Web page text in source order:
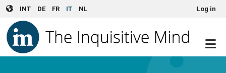
Skip to main content
INT DE FR IT NL User account menuLog in